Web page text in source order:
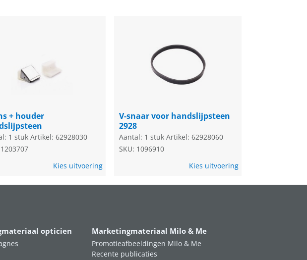
+ houder
1 stuk Artikel: 62928030
Kies uitvoering
V-snaar voor handslijpsteen
2928
Aantal: 1 stuk Artikel: 62928060
SKU: 1096910
Kies uitvoering
opticien Marketingmateriaal Milo & Me
Promotieafbeeldingen Milo & Me
Recente publicaties